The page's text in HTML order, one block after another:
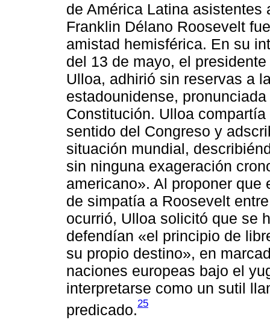
de América Latina asistentes
Franklin Délano Roosevelt
amistad hemisférica. En su
del 13 de mayo, el
Ulloa, adhirió sin reservas a
estadounidense,
Constitución. Ulloa
sentido del Congreso y
situación mundial,
sin ninguna exageración
americano». Al proponer
de simpatía a Roosevelt
ocurrió, Ulloa solicitó que se
defendían «el principio de
su propio destino», en
naciones europeas bajo el
interpretarse como un sutil
predicado.25